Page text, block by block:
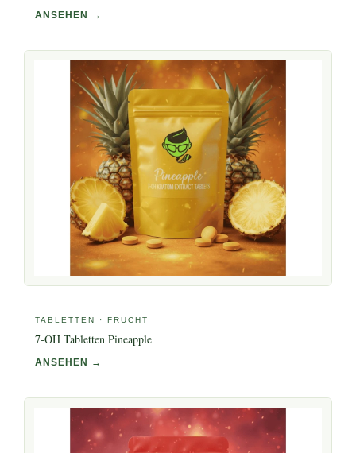
ANSEHEN →
TABLETTEN · FRUCHT
7-OH Tabletten Pineapple
ANSEHEN →